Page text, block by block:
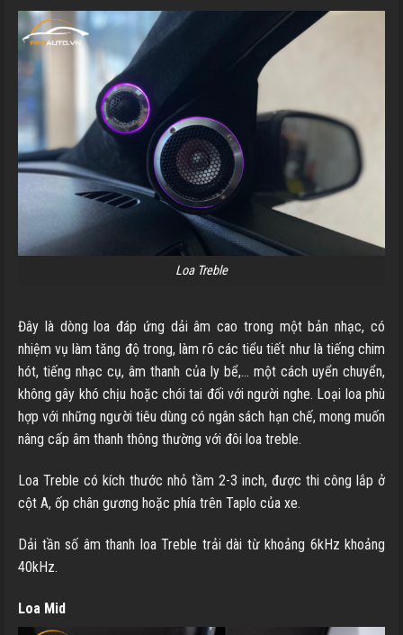
Loa Treble
Đây là dòng loa đáp ứng dải âm cao trong một bản nhạc, có
nhiệm vụ làm tăng độ trong, làm rõ các tiểu tiết như là tiếng chim
hót, tiếng nhạc cụ, âm thanh của ly bể,… một cách uyển chuyển,
không gây khó chịu hoặc chói tai đối với người nghe. Loại loa phù
hợp với những người tiêu dùng có ngân sách hạn chế, mong muốn
nâng cấp âm thanh thông thường với đôi loa treble.
Loa Treble có kích thước nhỏ tầm 2-3 inch, được thi công lắp ở
cột A, ốp chân gương hoặc phía trên Taplo của xe.
Dải tần số âm thanh loa Treble trải dài từ khoảng 6kHz khoảng
40kHz.
Loa Mid